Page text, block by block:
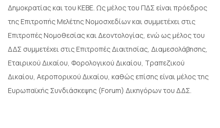
Δημοκρατίας και του ΚΕΒΕ. Ως μέλος του ΠΔΣ είναι πρόεδρος
της Επιτροπής Μελέτης Νομοσχεδίων και συμμετέχει στις
Επιτροπές Νομοθεσίας και Δεοντολογίας, ενώ ως μέλος του
ΔΔΣ συμμετέχει στις Επιτροπές Διαιτησίας, Διαμεσολάβησης,
Εταιρικού Δικαίου, Φορολογικού Δικαίου, Τραπεζικού
Δικαίου, Αεροπορικού Δικαίου, καθώς επίσης είναι μέλος της
Ευρωπαϊκής Συνδιάσκεψης (Forum) Δικηγόρων του ΔΔΣ.